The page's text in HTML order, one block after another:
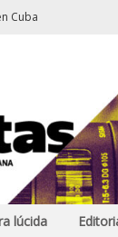
Cuba
lúcida